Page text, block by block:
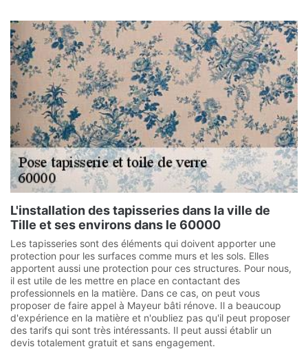
L'installation des tapisseries dans la ville de
Tille et ses environs dans le 60000
Les tapisseries sont des éléments qui doivent apporter une
protection pour les surfaces comme murs et les sols. Elles
apportent aussi une protection pour ces structures. Pour nous,
il est utile de les mettre en place en contactant des
professionnels en la matière. Dans ce cas, on peut vous
proposer de faire appel à Mayeur bâti rénove. Il a beaucoup
d'expérience en la matière et n'oubliez pas qu'il peut proposer
des tarifs qui sont très intéressants. Il peut aussi établir un
devis totalement gratuit et sans engagement.